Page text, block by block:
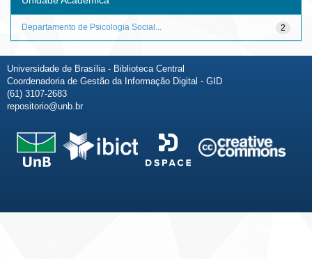
2
Departamento de Psicologia Social...
Universidade de Brasília - Biblioteca Central
Coordenadoria de Gestão da Informação Digital - GID
(61) 3107-2683
repositorio@unb.br